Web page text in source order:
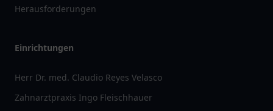
Herausforderungen
Einrichtungen
Herr Dr. med. Claudio Reyes Velasco
Zahnarztpraxis Ingo Fleischhauer